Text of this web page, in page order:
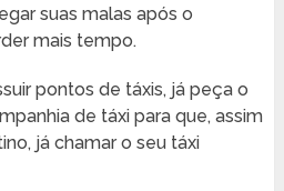
suas malas após o
mais tempo.
pontos de táxis, já peça o
de táxi para que, assim
já chamar o seu táxi